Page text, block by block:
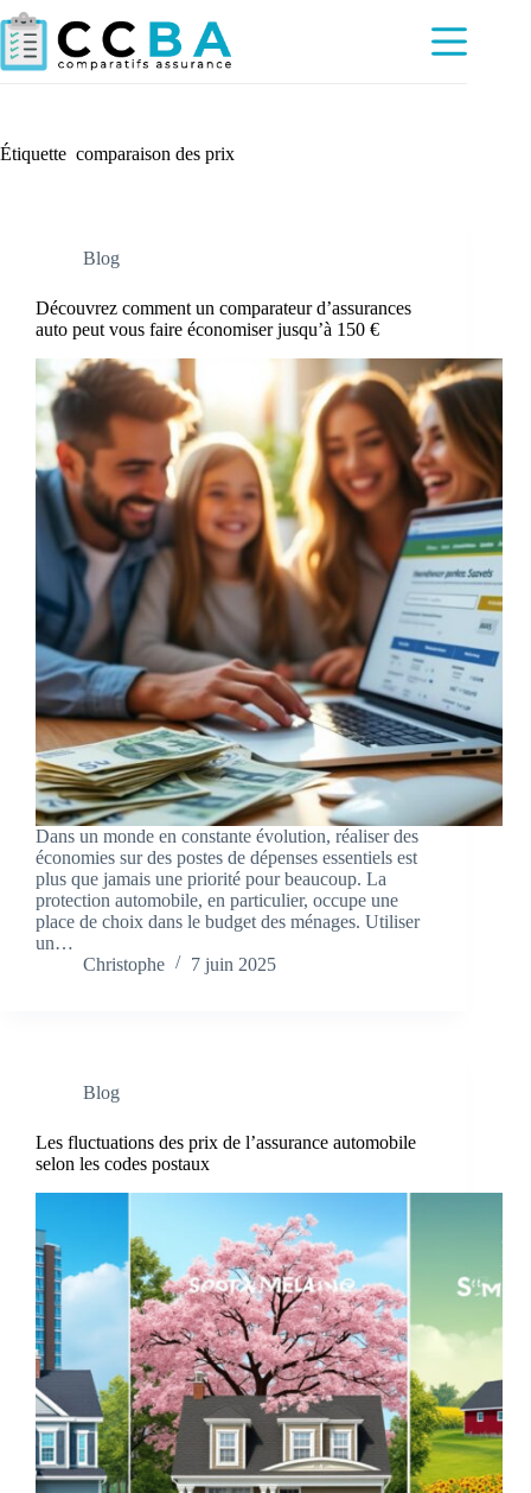
Passer
au
contenu
Étiquette comparaison des prix
Blog
Découvrez comment un comparateur d’assurances
auto peut vous faire économiser jusqu’à 150 €
Dans un monde en constante évolution, réaliser des
économies sur des postes de dépenses essentiels est
plus que jamais une priorité pour beaucoup. La
protection automobile, en particulier, occupe une
place de choix dans le budget des ménages. Utiliser
un…
Christophe
7 juin 2025
Blog
Les fluctuations des prix de l’assurance automobile
selon les codes postaux